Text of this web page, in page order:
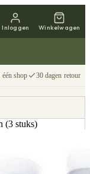
Inloggen Winkelwagen
shop 30 dagen retour
(3 stuks)